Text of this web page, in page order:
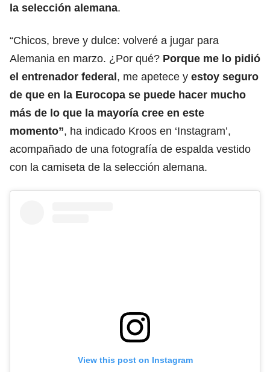
la selección alemana.
“Chicos, breve y dulce: volveré a jugar para
Alemania en marzo. ¿Por qué? Porque me lo pidió
el entrenador federal, me apetece y estoy seguro
de que en la Eurocopa se puede hacer mucho
más de lo que la mayoría cree en este
momento”, ha indicado Kroos en ‘Instagram’,
acompañado de una fotografía de espalda vestido
con la camiseta de la selección alemana.
View this post on Instagram